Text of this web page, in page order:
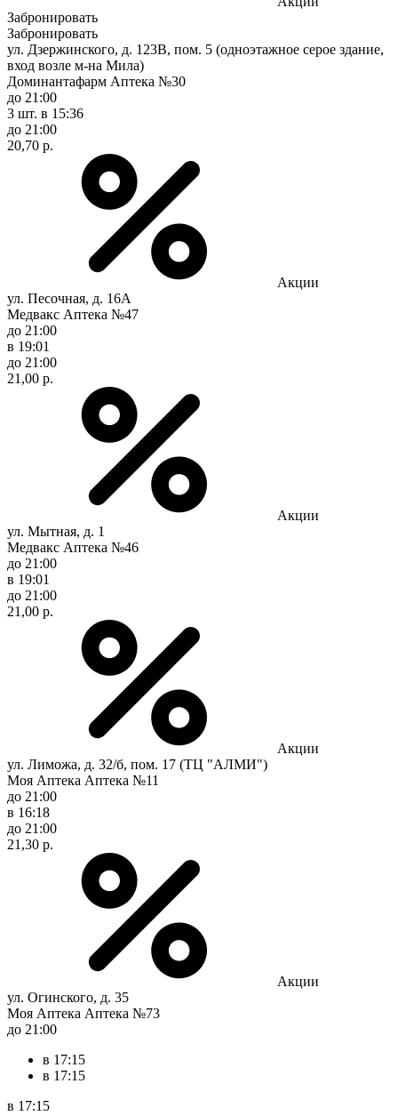
Забронировать
Забронировать
ул. Дзержинского, д. 123В, пом. 5 (одноэтажное серое здание,
вход возле м-на Мила)
Доминантафарм Аптека №30
до 21:00
3 шт. в 15:36
до 21:00
20,70 р.
Акции
ул. Песочная, д. 16А
Медвакс Аптека №47
до 21:00
в 19:01
до 21:00
21,00 р.
Акции
ул. Мытная, д. 1
Медвакс Аптека №46
до 21:00
в 19:01
до 21:00
21,00 р.
Акции
ул. Лиможа, д. 32/б, пом. 17 (ТЦ "АЛМИ")
Моя Аптека Аптека №11
до 21:00
в 16:18
до 21:00
21,30 р.
Акции
ул. Огинского, д. 35
Моя Аптека Аптека №73
до 21:00
в 17:15
в 17:15
в 17:15